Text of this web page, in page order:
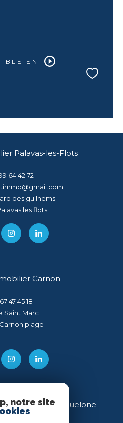
EN
Palavas-les-Flots
64 42 72
des guilhems
palavas les flots
Carnon
47 45 18
Saint Marc
carnon plage
lès-Maguelone
notre site